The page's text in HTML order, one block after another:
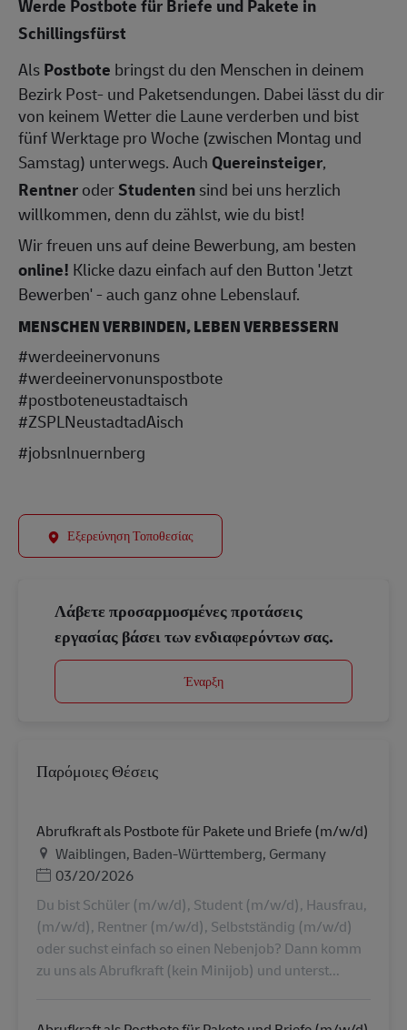
Werde Postbote für Briefe und Pakete in
Schillingsfürst
AlsPostbote bringst du den Menschen in deinem
Bezirk Post- und Paketsendungen. Dabei lässt du dir
von keinem Wetter die Laune verderben und bist
fünf Werktage pro Woche (zwischen Montag und
Samstag) unterwegs. Auch Quereinsteiger,
RentneroderStudentensind bei uns herzlich
willkommen, denn du zählst, wie du bist!
Wir freuen uns auf deine Bewerbung, am besten
online! Klicke dazu einfach auf den Button 'Jetzt
Bewerben' - auch ganz ohne Lebenslauf.
MENSCHEN VERBINDEN, LEBEN VERBESSERN
#werdeeinervonuns
#werdeeinervonunspostbote
#postboteneustadtaisch
#ZSPLNeustadtadAisch
#jobsnlnuernberg
Εξερεύνηση Τοποθεσίας
Λάβετε προσαρμοσμένες προτάσεις
εργασίας βάσει των ενδιαφερόντων σας.
Έναρξη
Παρόμοιες Θέσεις
Abrufkraft als Postbote für Pakete und Briefe (m/w/d)
Τοποθεσία
Waiblingen, Baden-Württemberg, Germany
Ημερομηνία Ανάρτησης
03/20/2026
Du bist Schüler (m/w/d), Student (m/w/d), Hausfrau,
(m/w/d), Rentner (m/w/d), Selbstständig (m/w/d)
oder suchst einfach so einen Nebenjob? Dann komm
zu uns als Abrufkraft (kein Minijob) und unterst...